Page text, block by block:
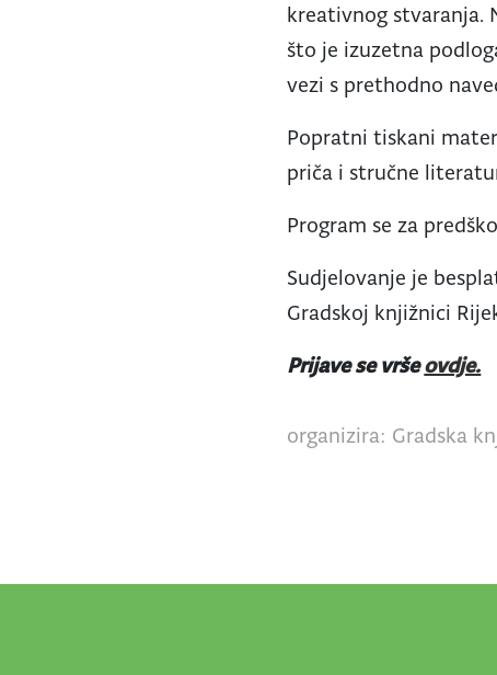
kreativnog stvaranja.
što je izuzetna
vezi s prethodno
Popratni tiskani
priča i stručne
Program se za
Sudjelovanje je
Gradskoj knjižnici
Prijave se vršeovdje.
organizira: Gradska